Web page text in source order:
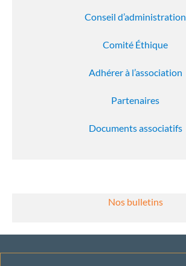
Conseil d’administration
Comité Éthique
Adhérer à l’association
Partenaires
Documents associatifs
Nos bulletins